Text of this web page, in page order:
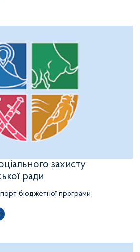
захисту
ради
бюджетної програми